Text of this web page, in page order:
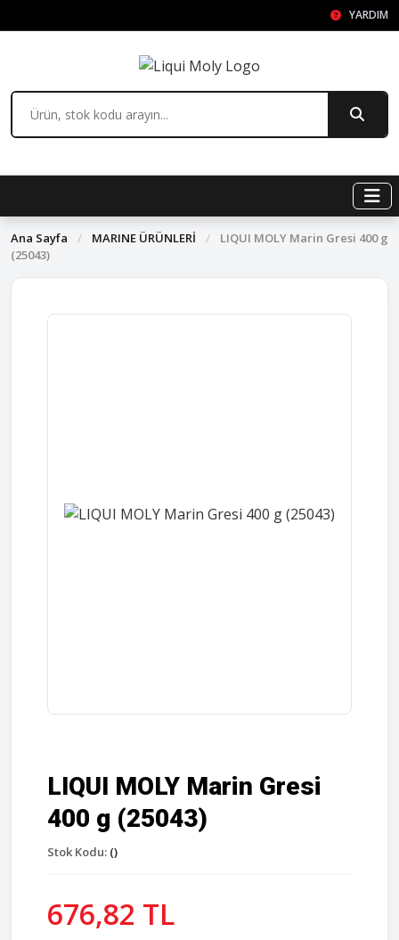
YARDIM
Ana Sayfa / MARINE ÜRÜNLERİ /
LIQUI MOLY Marin Gresi 400 g
(25043)
LIQUI MOLY Marin Gresi
400 g (25043)
Stok Kodu: ()
676,82 TL